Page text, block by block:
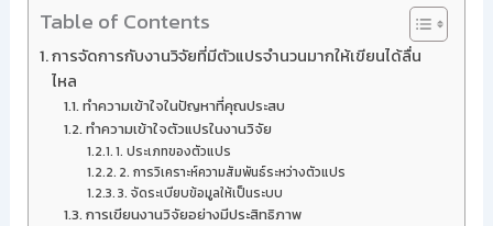
Table of Contents
การจัดการกับงานวิจัยที่มีตัวแปรจำนวนมากให้เขียนได้ลื่น
ไหล
ทำความเข้าใจในปัญหาที่คุณประสบ
ทำความเข้าใจตัวแปรในงานวิจัย
1. ประเภทของตัวแปร
2. การวิเคราะห์ความสัมพันธ์ระหว่างตัวแปร
3. จัดระเบียบข้อมูลให้เป็นระบบ
การเขียนงานวิจัยอย่างมีประสิทธิภาพ